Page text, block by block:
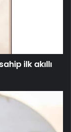
ilk akıllı